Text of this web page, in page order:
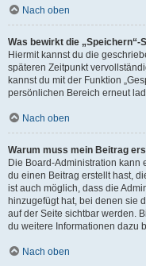
Nach oben
Was bewirkt die
Hiermit kannst du die
späteren Zeitpunkt
kannst du mit der Funktion
persönlichen Bereich erneut
Nach oben
Warum muss mein Beitrag
Die Board-Administration kann
du einen Beitrag erstellt hast,
ist auch möglich, dass die
hinzugefügt hat, bei denen sie
auf der Seite sichtbar werden.
du weitere Informationen dazu
Nach oben